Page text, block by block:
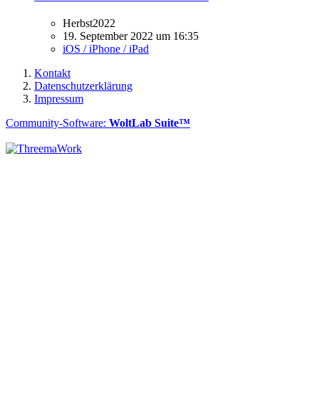
Herbst2022
19. September 2022 um 16:35
iOS / iPhone / iPad
Kontakt
Datenschutzerklärung
Impressum
Community-Software: WoltLab Suite™